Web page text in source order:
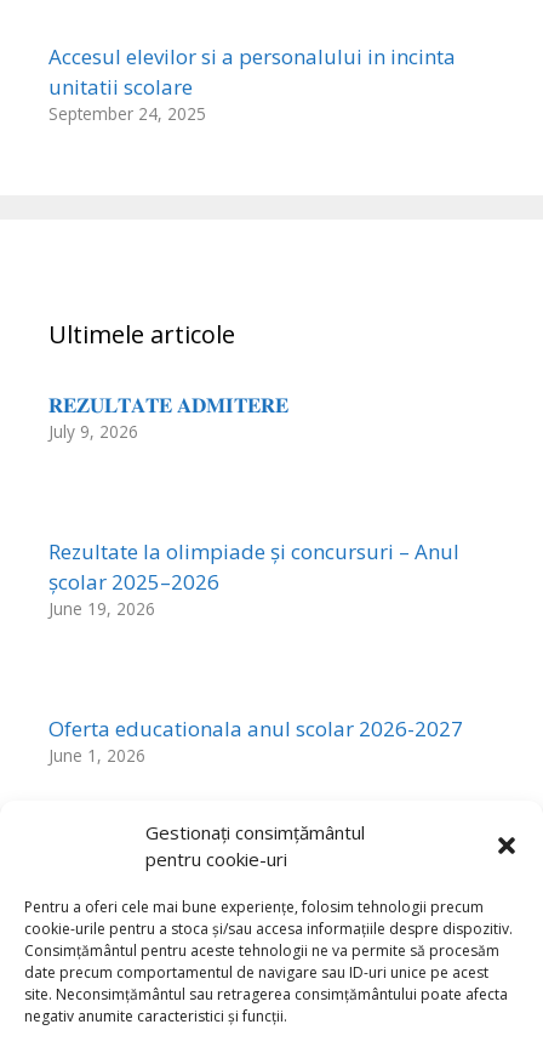
Gestionați consimțământul
pentru cookie-uri
Pentru a oferi cele mai bune experiențe, folosim tehnologii precum
cookie-urile pentru a stoca și/sau accesa informațiile despre dispozitiv.
Consimțământul pentru aceste tehnologii ne va permite să procesăm
date precum comportamentul de navigare sau ID-uri unice pe acest
site. Neconsimțământul sau retragerea consimțământului poate afecta
negativ anumite caracteristici și funcții.
Accesul elevilor si a personalului in incinta
unitatii scolare
September 24, 2025
Ultimele articole
𝐑𝐄𝐙𝐔𝐋𝐓𝐀𝐓𝐄 𝐀𝐃𝐌𝐈𝐓𝐄𝐑𝐄
July 9, 2026
Rezultate la olimpiade și concursuri – Anul
școlar 2025–2026
June 19, 2026
Oferta educationala anul scolar 2026-2027
June 1, 2026
Rezultatele Probelor de Aptitudini sesiunea
mai 2026
May 25, 2026